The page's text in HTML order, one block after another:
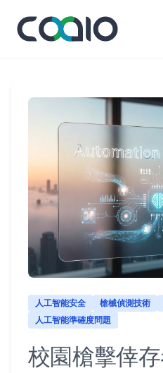
人工智能安全 槍械偵測技術
人工智能準確度問題
校園槍擊倖